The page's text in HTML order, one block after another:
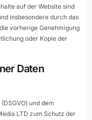
auf der Website sind
insbesondere durch das
vorherige Genehmigung
oder Kopie der
Daten
und dem
LTD zum Schutz der